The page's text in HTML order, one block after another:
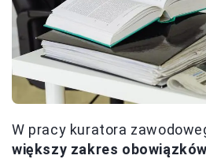
W pracy kuratora
większy zakres obowiązków